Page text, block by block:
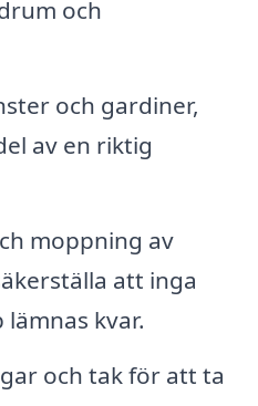
och
och gardiner,
av en riktig
moppning av
att inga
kvar.
och tak för att ta